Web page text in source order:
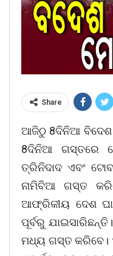
Share
ଆଜିଠୁ 8ଦିନିଆ ବିଦେଶ
8ଦିନିଆ ଗସ୍ତରେ
ତ୍ରିନିଦାଦ ଏବଂ
ନାମିବିଆ ଗସ୍ତ
ଆଫ୍ରିକୀୟ ଦେଶ
ପୂର୍ବରୁ
ମଧ୍ୟ ଗସ୍ତ କରିବେ।